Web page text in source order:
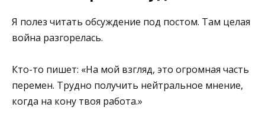
Я полез читать обсуждение под постом. Там целая
война разгорелась.
Кто-то пишет: «На мой взгляд, это огромная часть
перемен. Трудно получить нейтральное мнение,
когда на кону твоя работа.»